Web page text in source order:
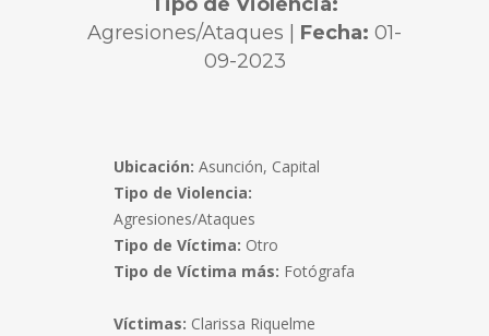
Agresiones/Ataques
Fecha: 01-
09-2023
Ubicación: Asunción, Capital
Tipo de Violencia:
Agresiones/Ataques
Tipo de Víctima: Otro
Tipo de Víctima más: Fotógrafa
Víctimas: Clarissa Riquelme